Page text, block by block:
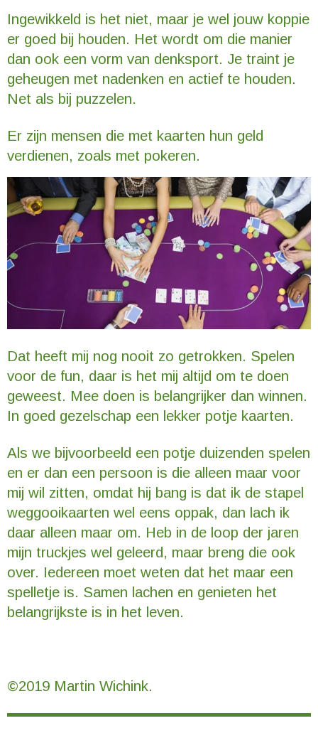
Ingewikkeld is het niet, maar je wel jouw koppie
er goed bij houden. Het wordt om die manier
dan ook een vorm van denksport. Je traint je
geheugen met nadenken en actief te houden.
Net als bij puzzelen.
Er zijn mensen die met kaarten hun geld
verdienen, zoals met pokeren.
Dat heeft mij nog nooit zo getrokken. Spelen
voor de fun, daar is het mij altijd om te doen
geweest. Mee doen is belangrijker dan winnen.
In goed gezelschap een lekker potje kaarten.
Als we bijvoorbeeld een potje duizenden spelen
en er dan een persoon is die alleen maar voor
mij wil zitten, omdat hij bang is dat ik de stapel
weggooikaarten wel eens oppak, dan lach ik
daar alleen maar om. Heb in de loop der jaren
mijn truckjes wel geleerd, maar breng die ook
over. Iedereen moet weten dat het maar een
spelletje is. Samen lachen en genieten het
belangrijkste is in het leven.
©2019 Martin Wichink.